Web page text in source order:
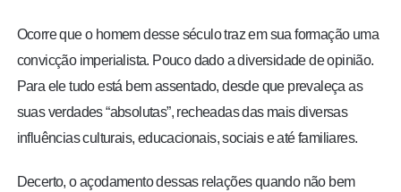
Ocorre que o homem desse século traz em sua formação uma
convicção imperialista. Pouco dado a diversidade de opinião.
Para ele tudo está bem assentado, desde que prevaleça as
suas verdades “absolutas”, recheadas das mais diversas
influências culturais, educacionais, sociais e até familiares.
Decerto, o açodamento dessas relações quando não bem